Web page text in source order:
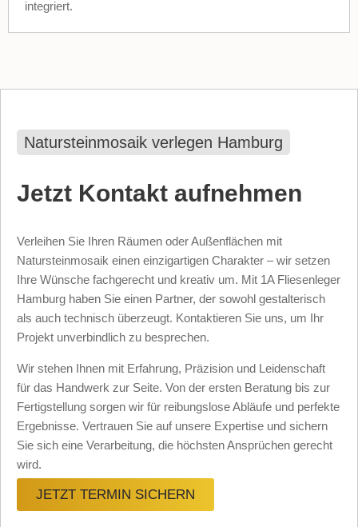
integriert.
Natursteinmosaik verlegen Hamburg
Jetzt Kontakt aufnehmen
Verleihen Sie Ihren Räumen oder Außenflächen mit
Natursteinmosaik einen einzigartigen Charakter – wir setzen
Ihre Wünsche fachgerecht und kreativ um. Mit 1A Fliesenleger
Hamburg haben Sie einen Partner, der sowohl gestalterisch
als auch technisch überzeugt. Kontaktieren Sie uns, um Ihr
Projekt unverbindlich zu besprechen.
Wir stehen Ihnen mit Erfahrung, Präzision und Leidenschaft
für das Handwerk zur Seite. Von der ersten Beratung bis zur
Fertigstellung sorgen wir für reibungslose Abläufe und perfekte
Ergebnisse. Vertrauen Sie auf unsere Expertise und sichern
Sie sich eine Verarbeitung, die höchsten Ansprüchen gerecht
wird.
JETZT TERMIN SICHERN